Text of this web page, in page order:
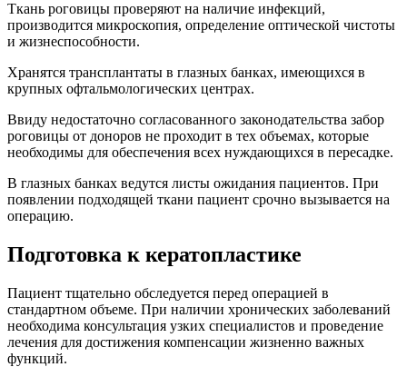
Ткань роговицы проверяют на наличие инфекций,
производится микроскопия, определение оптической чистоты
и жизнеспособности.
Хранятся трансплантаты в глазных банках, имеющихся в
крупных офтальмологических центрах.
Ввиду недостаточно согласованного законодательства забор
роговицы от доноров не проходит в тех объемах, которые
необходимы для обеспечения всех нуждающихся в пересадке.
В глазных банках ведутся листы ожидания пациентов. При
появлении подходящей ткани пациент срочно вызывается на
операцию.
Подготовка к кератопластике
Пациент тщательно обследуется перед операцией в
стандартном объеме. При наличии хронических заболеваний
необходима консультация узких специалистов и проведение
лечения для достижения компенсации жизненно важных
функций.